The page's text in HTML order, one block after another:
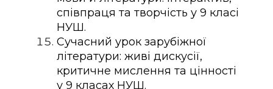
співпраця та творчість у 9 класі
НУШ.
Сучасний урок зарубіжної
літератури: живі дискусії,
критичне мислення та цінності
у 9 класах НУШ.